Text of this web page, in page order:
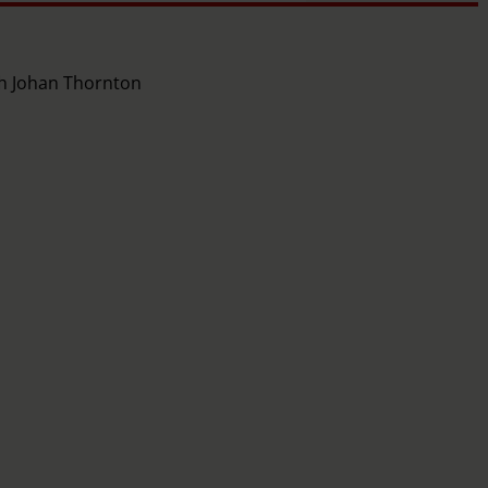
Johan Thornton